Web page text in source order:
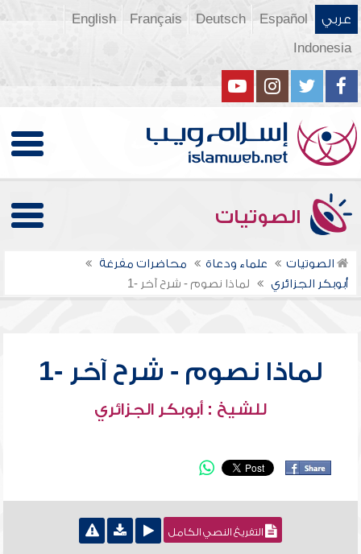
عربي Español
Deutsch
Français
English
Indonesia
الصوتيات
الصوتيات علماء ودعاة
محاضرات مفرغة
أبوبكر الجزائري
لماذا نصوم - شرح آخر -1
لماذا نصوم - شرح آخر -1
للشيخ : أبوبكر الجزائري
التفريغ النصي الكامل